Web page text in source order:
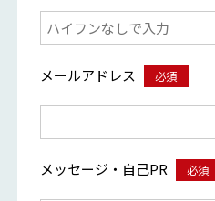
メールアドレス 必須
メッセージ・自己PR 必須